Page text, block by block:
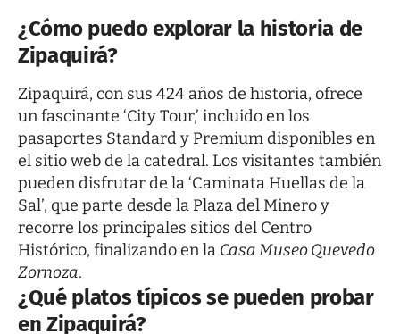
¿Cómo puedo explorar la historia de
Zipaquirá?
Zipaquirá, con sus 424 años de historia, ofrece
un fascinante ‘City Tour,’ incluido en los
pasaportes Standard y Premium disponibles en
el sitio web de la catedral. Los visitantes también
pueden disfrutar de la ‘Caminata Huellas de la
Sal’, que parte desde la Plaza del Minero y
recorre los principales sitios del Centro
Histórico, finalizando en la Casa Museo Quevedo
Zornoza.
¿Qué platos típicos se pueden probar
en Zipaquirá?